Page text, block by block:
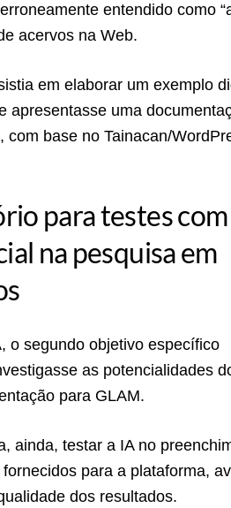
entendido como
acervos na Web.
em elaborar um exemplo
apresentasse uma
base no Tainacan/
para testes com
na pesquisa em
o segundo objetivo específico
as potencialidades
para GLAM.
ainda, testar a IA no
para a plataforma,
dos resultados.